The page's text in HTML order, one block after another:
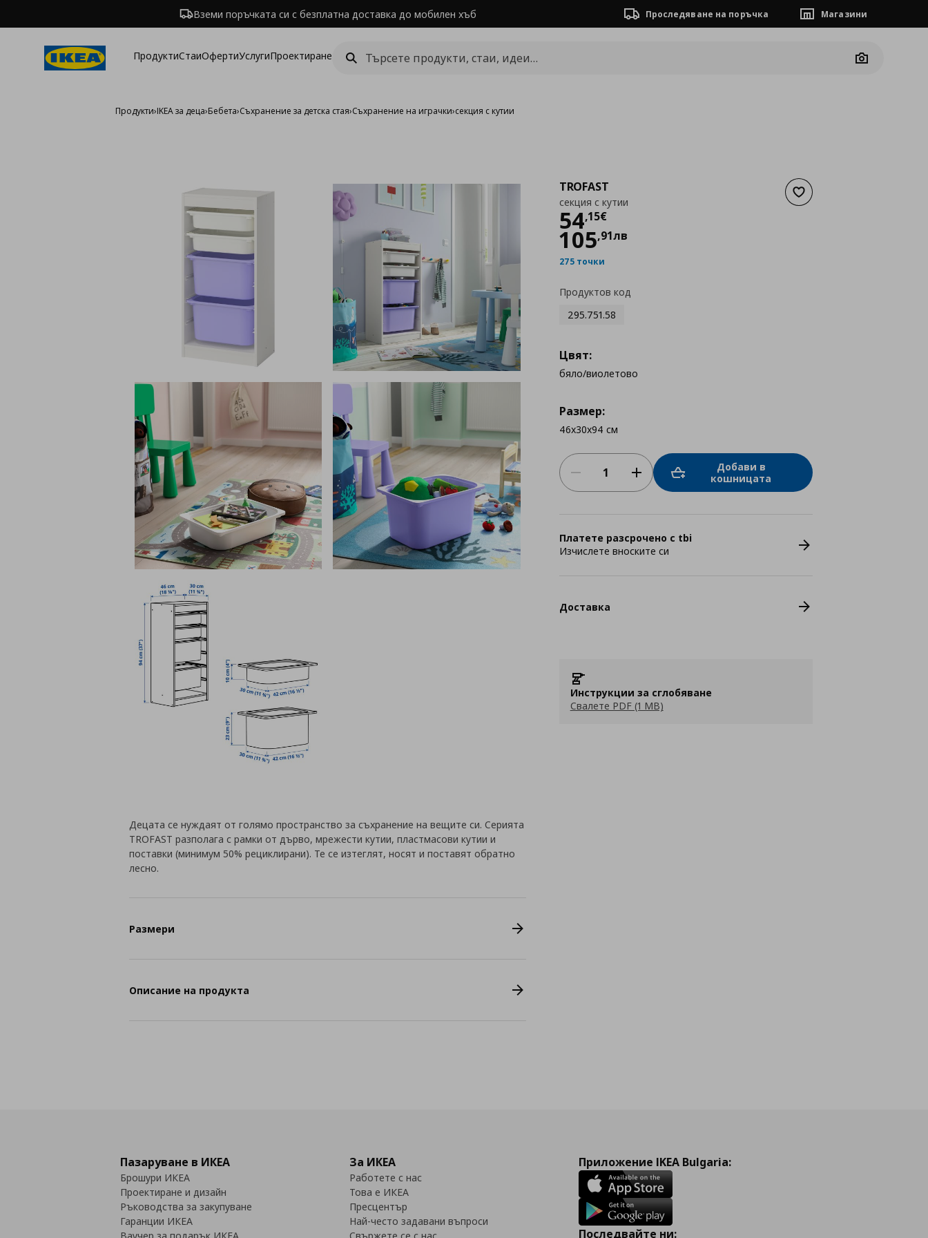
Вземи поръчката си с безплатна доставка до мобилен хъб Проследяване на поръчка Магазини
ПродуктиСтаиОфертиУслугиПроектиране
Camera
Продукти›IKEA за деца›Бебета›Съхранение за детска стая›Съхранение на играчки›секция с кутии
Добави към списъка с
TROFAST
секция с кутии
54,15€
Цена
105,91лв
275 точки
Продуктов код
295.751.58
Цвят:
бяло/виолетово
Размер:
46x30x94 см
Добави в
кошницата
Платете разсрочено с tbi
Изчислете вноските си
Доставка
Инструкции за сглобяване
Свалете PDF (1 MB)
Децата се нуждаят от голямо пространство за съхранение на вещите си. Серията
TROFAST разполага с рамки от дърво, мрежести кутии, пластмасови кутии и
поставки (минимум 50% рециклирани). Те се изтеглят, носят и поставят обратно
лесно.
Размери
Описание на продукта
Пазаруване в ИКЕА
Брошури ИКЕА
Проектиране и дизайн
Ръководства за закупуване
Гаранции ИКЕА
За ИКЕА
Работете с нас
Това е ИКЕА
Пресцентър
Най-често задавани въпроси
Приложение IKEA Bulgaria:
Последвайте ни: